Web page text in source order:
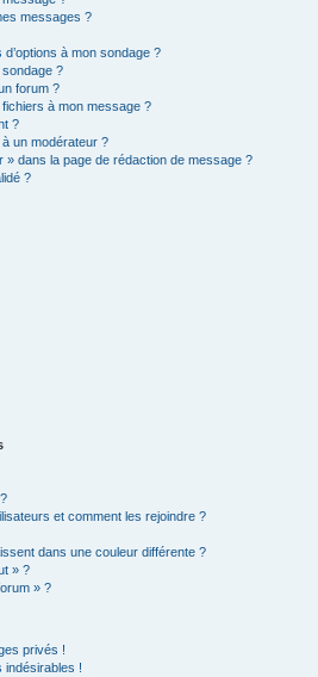
messages ?
à mon sondage ?
?
forum ?
à mon message ?
?
un modérateur ?
» dans la page de rédaction de message ?
?
et comment les rejoindre ?
dans une couleur différente ?
» ?
» ?
privés !
!